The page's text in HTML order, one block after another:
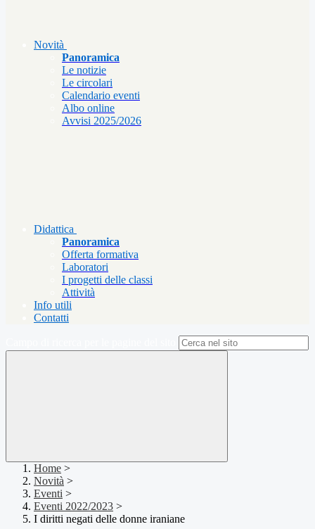
Novità
Panoramica
Le notizie
Le circolari
Calendario eventi
Albo online
Avvisi 2025/2026
Didattica
Panoramica
Offerta formativa
Laboratori
I progetti delle classi
Attività
Info utili
Contatti
Home >
Novità >
Eventi >
Eventi 2022/2023 >
I diritti negati delle donne iraniane